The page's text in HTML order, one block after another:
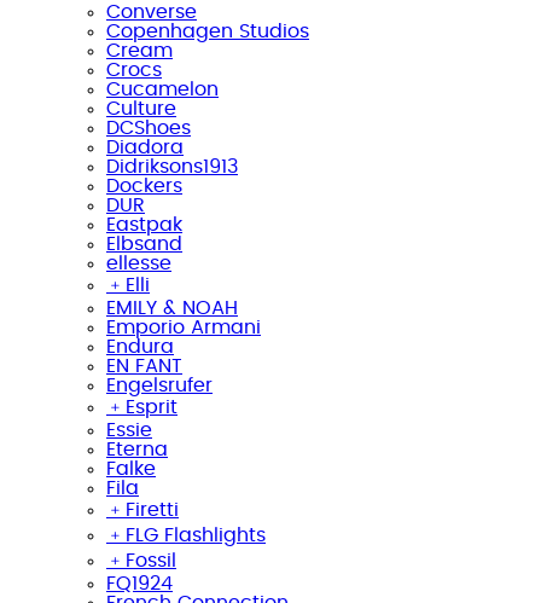
Converse
Copenhagen Studios
Cream
Crocs
Cucamelon
Culture
DCShoes
Diadora
Didriksons1913
Dockers
DUR
Eastpak
Elbsand
ellesse
﹢ Elli
EMILY & NOAH
Emporio Armani
Endura
EN FANT
Engelsrufer
﹢ Esprit
Essie
Eterna
Falke
Fila
﹢ Firetti
﹢ FLG Flashlights
﹢ Fossil
FQ1924